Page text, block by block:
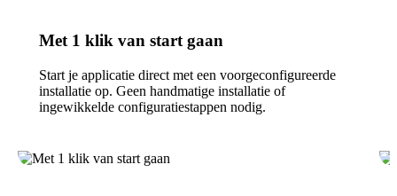
Met 1 klik van start gaan
Start je applicatie direct met een voorgeconfigureerde
installatie op. Geen handmatige installatie of
ingewikkelde configuratiestappen nodig.